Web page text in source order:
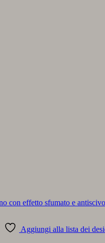
Aggiungi alla lista dei